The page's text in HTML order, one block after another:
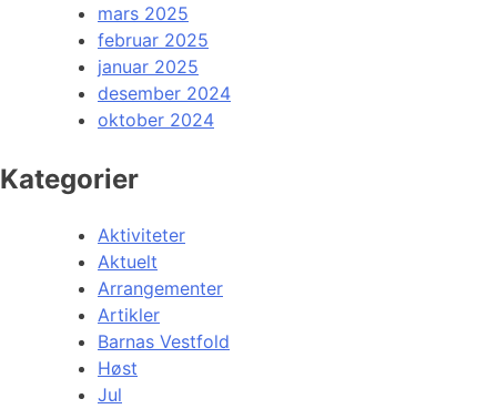
mars 2025
februar 2025
januar 2025
desember 2024
oktober 2024
Kategorier
Aktiviteter
Aktuelt
Arrangementer
Artikler
Barnas Vestfold
Høst
Jul